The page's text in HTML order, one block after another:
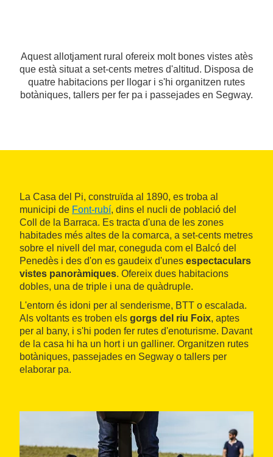
Aquest allotjament rural ofereix molt bones vistes atès
que està situat a set-cents metres d'altitud. Disposa de
quatre habitacions per llogar i s'hi organitzen rutes
botàniques, tallers per fer pa i passejades en Segway.
La Casa del Pi, construïda al 1890, es troba al
municipi de Font-rubí, dins el nucli de població del
Coll de la Barraca. Es tracta d'una de les zones
habitades més altes de la comarca, a set-cents metres
sobre el nivell del mar, coneguda com el Balcó del
Penedès i des d'on es gaudeix d'unes espectaculars
vistes panoràmiques. Ofereix dues habitacions
dobles, una de triple i una de quàdruple.
L'entorn és idoni per al senderisme, BTT o escalada.
Als voltants es troben els gorgs del riu Foix, aptes
per al bany, i s'hi poden fer rutes d'enoturisme. Davant
de la casa hi ha un hort i un galliner. Organitzen rutes
botàniques, passejades en Segway o tallers per
elaborar pa.